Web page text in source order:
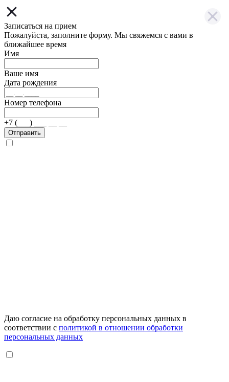
Записаться на прием
Пожалуйста, заполните форму. Мы свяжемся с вами в
ближайшее время
Имя
Ваше имя
Дата рождения
Номер телефона
+7 (___) ___ __ __
Отправить
Даю согласие на обработку персональных данных в
соответствии с политикой в отношении обработки
персональных данных